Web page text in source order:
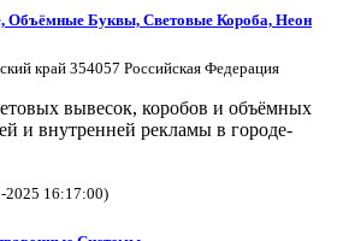
Объёмные Буквы, Световые Короба, Неон
край 354057 Российская Федерация
вывесок, коробов и объёмных
и внутренней рекламы в городе-
2025 16:17:00)